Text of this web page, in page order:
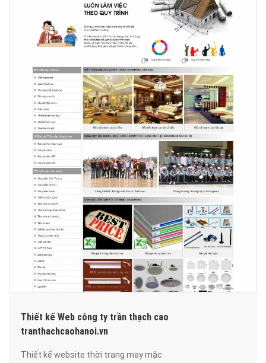
Thiết kế Web công ty trần thạch cao
tranthachcaohanoi.vn
Thiết kế website thời trang may mặc